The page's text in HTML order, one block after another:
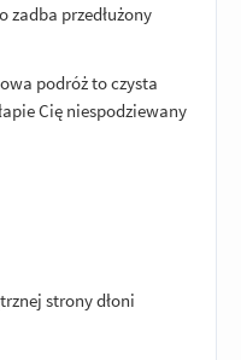
przedłużony
podróż to czysta
Cię niespodziewany
strony dłoni